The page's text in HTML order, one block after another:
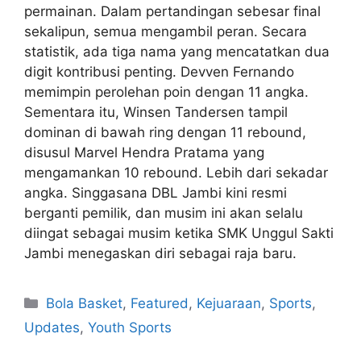
permainan. Dalam pertandingan sebesar final
sekalipun, semua mengambil peran. Secara
statistik, ada tiga nama yang mencatatkan dua
digit kontribusi penting. Devven Fernando
memimpin perolehan poin dengan 11 angka.
Sementara itu, Winsen Tandersen tampil
dominan di bawah ring dengan 11 rebound,
disusul Marvel Hendra Pratama yang
mengamankan 10 rebound. Lebih dari sekadar
angka. Singgasana DBL Jambi kini resmi
berganti pemilik, dan musim ini akan selalu
diingat sebagai musim ketika SMK Unggul Sakti
Jambi menegaskan diri sebagai raja baru.
Bola Basket, Featured , Kejuaraan, Sports,
Updates, Youth Sports